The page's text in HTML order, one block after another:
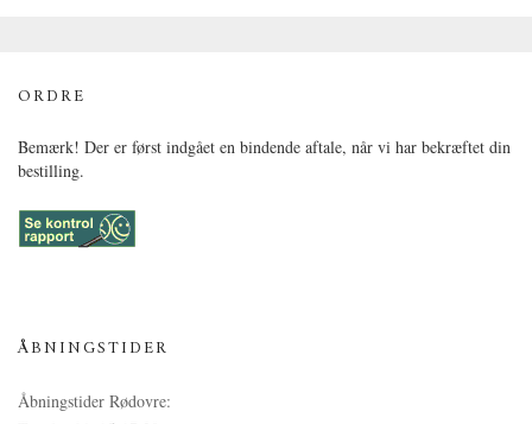
ORDRE
Bemærk! Der er først indgået en bindende aftale, når vi har bekræftet din
bestilling.
ÅBNINGSTIDER
Åbningstider Rødovre: